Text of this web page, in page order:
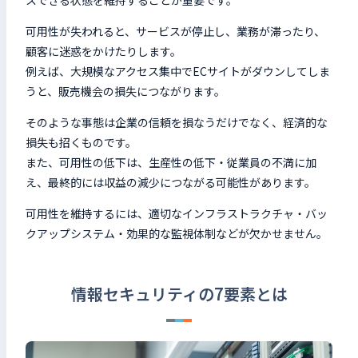
可用性が失われると、サービスが停止し、業務が滞ったり、
顧客に迷惑をかけたりします。
例えば、大規模なアクセス集中でECサイトがダウンしてしま
うと、販売機会の損失につながります。
そのような事態は企業の信頼を損なうだけでなく、経済的な
損失も招くものです。
また、可用性の低下は、生産性の低下・従業員の不満に加
え、最終的には収益の減少につながる可能性があります。
可用性を維持するには、適切なインフラストラクチャ・バッ
クアップシステム・効果的な監視体制などが欠かせません。
情報セキュリティの7要素とは